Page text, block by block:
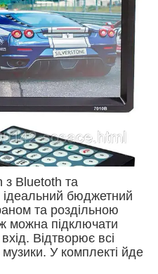
з Bluetoth та
бюджетний
та роздільною
можна підключати
Відтворює всі
У комплекті йде